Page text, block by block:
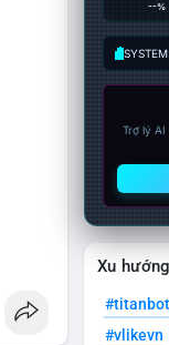
--%
Trợ lý
Xu
#titanbot
#vlikevn